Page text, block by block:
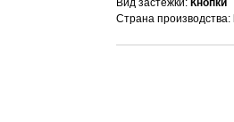
Вид застежки: Кнопки
Страна производства: